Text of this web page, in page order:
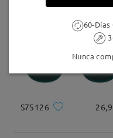
S75126
60-
Nunca